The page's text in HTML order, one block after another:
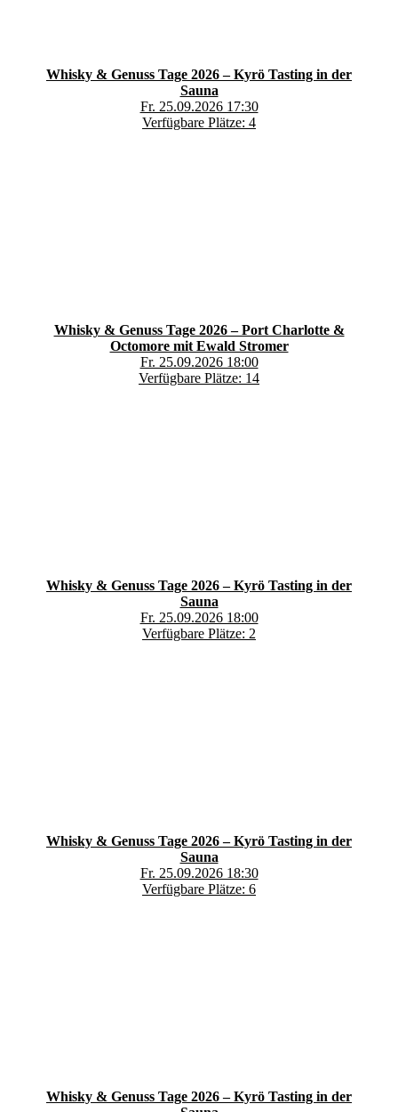
Whisky & Genuss Tage 2026 – Kyrö Tasting in der
Sauna
Fr. 25.09.2026 17:30
Verfügbare Plätze: 4
Whisky & Genuss Tage 2026 – Port Charlotte &
Octomore mit Ewald Stromer
Fr. 25.09.2026 18:00
Verfügbare Plätze: 14
Whisky & Genuss Tage 2026 – Kyrö Tasting in der
Sauna
Fr. 25.09.2026 18:00
Verfügbare Plätze: 2
Whisky & Genuss Tage 2026 – Kyrö Tasting in der
Sauna
Fr. 25.09.2026 18:30
Verfügbare Plätze: 6
Whisky & Genuss Tage 2026 – Kyrö Tasting in der